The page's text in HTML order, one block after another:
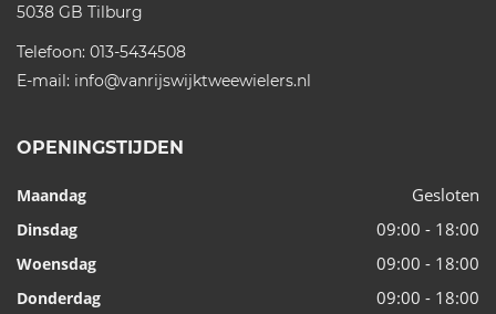
5038 GB Tilburg
Telefoon: 013-5434508
E-mail: info@vanrijswijktweewielers.nl
OPENINGSTIJDEN
Maandag Gesloten
Dinsdag 09:00 - 18:00
Woensdag 09:00 - 18:00
Donderdag 09:00 - 18:00